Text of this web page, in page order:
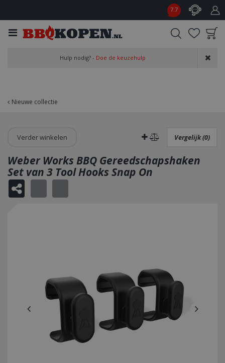
Nieuwe collectie
7.7
aan wensenlijst
Hulp nodig? - Doe de keuzehulp
Verder winkelen Vergelijk (0)
Weber Works BBQ Gereedschapshaken
Set van 3 Tool Hooks Snap On